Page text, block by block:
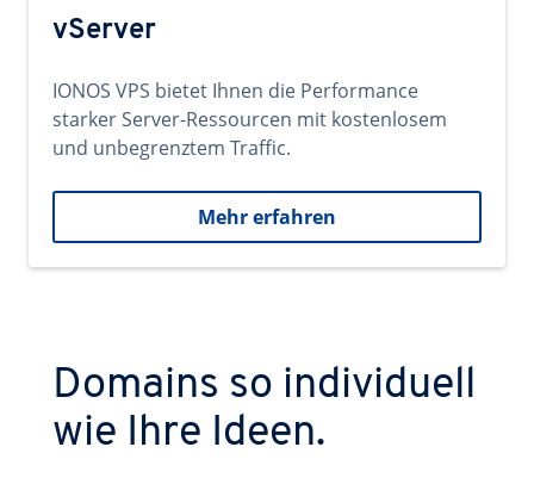
vServer
IONOS VPS bietet Ihnen die Performance
starker Server-Ressourcen mit kostenlosem
und unbegrenztem Traffic.
Mehr erfahren
Domains so individuell
wie Ihre Ideen.